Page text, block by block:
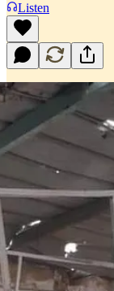
Listen